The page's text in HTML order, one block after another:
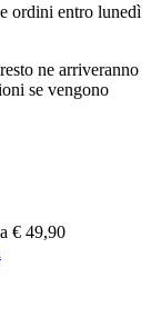
ordini entro lunedì
ne arriveranno
se vengono
€ 49,90